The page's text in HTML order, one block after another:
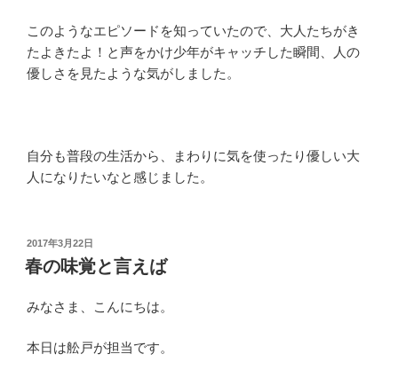
このようなエピソードを知っていたので、大人たちがき
たよきたよ！と声をかけ少年がキャッチした瞬間、人の
優しさを見たような気がしました。
自分も普段の生活から、まわりに気を使ったり優しい大
人になりたいなと感じました。
投
稿
日:
2017年3月22日
春の味覚と言えば
みなさま、こんにちは。
本日は舩戸が担当です。